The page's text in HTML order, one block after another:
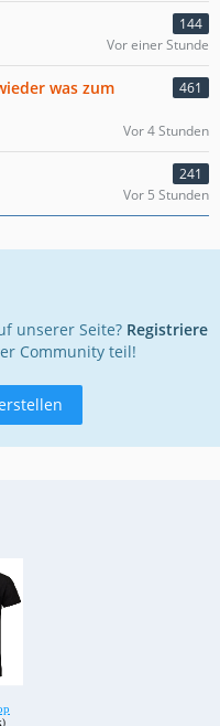
144
Vor einer Stunde
was zum
461
Vor 4 Stunden
241
Vor 5 Stunden
unserer Seite? Registriere
Community teil!